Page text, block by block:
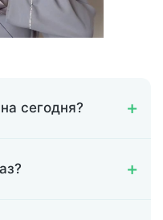
сегодня?